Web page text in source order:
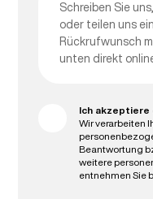
Ich
Wir verarbeiten
Beantwortung
weitere
entnehmen Sie